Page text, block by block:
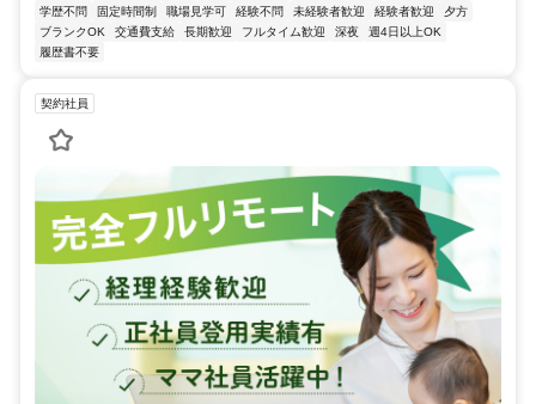
学歴不問
固定時間制 職場見学可 経験不問 未経験者歓迎 経験者歓迎
夕方
ブランクOK
交通費支給 長期歓迎 フルタイム歓迎 深夜
週4日以上OK
履歴書不要
契約社員